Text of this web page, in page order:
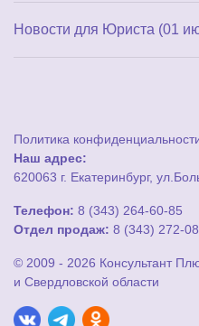
Новости для Юриста (01
Политика
Наш адрес:
620063 г. Екатеринбург,
Телефон: 8 (343) 264-60-85
Отдел продаж: 8 (343) 272-
© 2009 - 2026 Консультант
и Свердловской области